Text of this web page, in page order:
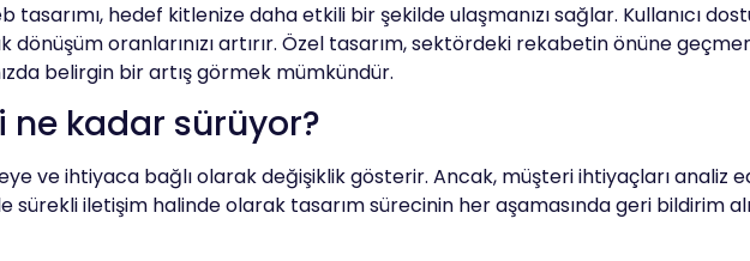
tasarımı, hedef kitlenize daha etkili bir şekilde ulaşmanızı sağlar. Kullanıcı
oranlarınızı artırır. Özel tasarım, sektördeki rekabetin önüne
belirgin bir artış görmek mümkündür.
ne kadar sürüyor?
ve ihtiyaca bağlı olarak değişiklik gösterir. Ancak, müşteri ihtiyaçları analiz
sürekli iletişim halinde olarak tasarım sürecinin her aşamasında geri bildirim